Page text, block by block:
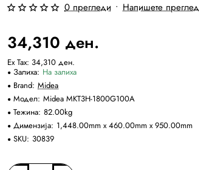
0 прегледи • Напишете преглед
34,310 ден.
Ex Tax: 34,310 ден.
Залиха: На залиха
Brand: Midea
Модел: Midea MKT3H-1800G100A
Тежина: 82.00kg
Димензија: 1,448.00mm x 460.00mm x 950.00mm
SKU: 30839